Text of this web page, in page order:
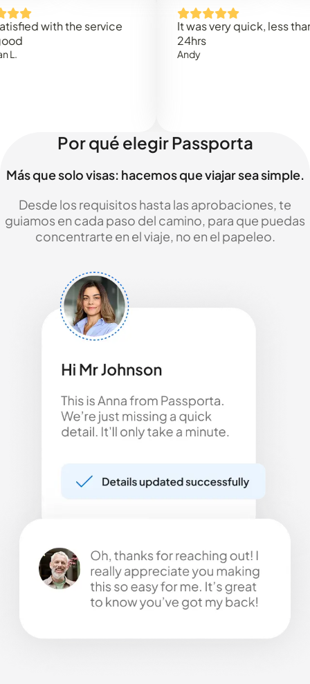
with the service
It was very quick, less than
Por qué elegir Passporta
Más que solo visas: hacemos que viajar sea simple.
Desde los requisitos hasta las aprobaciones, te
guiamos en cada paso del camino, para que puedas
concentrarte en el viaje, no en el papeleo.